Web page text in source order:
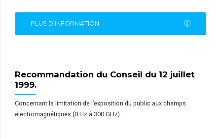
PLUS D’INFORMATION
Recommandation du Conseil du 12 juillet
1999.
Concernant la limitation de l’exposition du public aux champs
électromagnétiques (0 Hz à 300 GHz).